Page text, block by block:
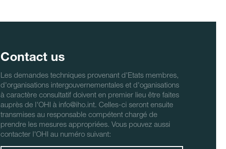
Contact us
Les demandes techniques provenant d'Etats membres,
d'organisations intergouvernementales et d'oganisations
à caractère consultatif doivent en premier lieu être faites
auprès de l'OHI à info@iho.int. Celles-ci seront ensuite
transmises au responsable compétent chargé de
prendre les mesures appropriées. Vous pouvez aussi
contacter l'OHI au numéro suivant: